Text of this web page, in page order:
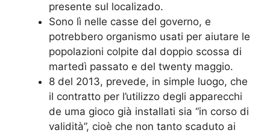
presente sul localizado.
Sono lì nelle casse del governo, e
potrebbero organismo usati per aiutare le
popolazioni colpite dal doppio scossa di
martedì passato e del twenty maggio.
8 del 2013, prevede, in simple luogo, che
il contratto per l’utilizzo degli apparecchi
de uma gioco già installati sia “in corso di
validità”, cioè che non tanto scaduto ai